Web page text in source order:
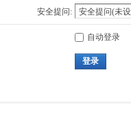
安全提问:
自动登录
登录